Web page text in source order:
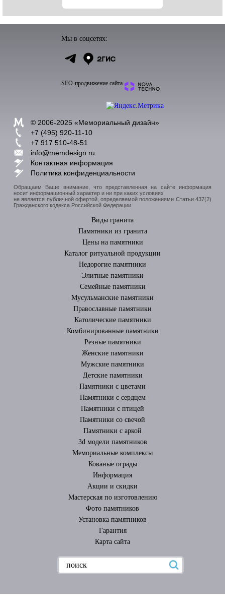
Мы в соцсетях:
SEO-продвижение сайта
© 2006-2025 «Мемориальный дизайн»
+7 (495) 920-11-10
+7 917 510-48-51
info@memdesign.ru
Контактная информация
Политика конфиденциальности
Обращаем Ваше внимание, что представленная на сайте информация
носит информационный характер и ни при каких условиях
не является публичной офертой, определяемой положениями Статьи 437(2)
Гражданского кодекса Российской Федерации.
Виды гранита
Памятники из гранита
Цены на памятники
Каталог ритуальной продукции
Недорогие памятники
Элитные памятники
Cемейные памятники
Мусульманские памятники
Православные памятники
Католические памятники
Комбинированные памятники
Резные памятники
Женские памятники
Мужские памятники
Детские памятники
Памятники с цветами
Памятники с сердцем
Памятники с птицей
Памятники со свечой
Памятники с аркой
3d модели памятников
Мемориальные комплексы
Кованые ограды
Информация
Акции и скидки
Мастерская по изготовлению
Фото памятников
Установка памятников
Гарантия
Карта сайта